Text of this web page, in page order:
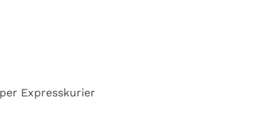
Expresskurier